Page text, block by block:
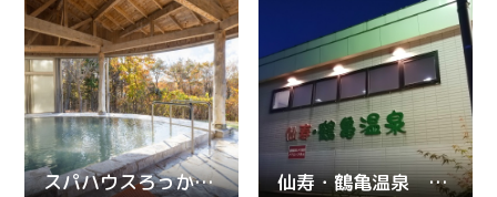
スパハウスろっかぽっか 仙寿・鶴亀温泉 家族風呂 三宝